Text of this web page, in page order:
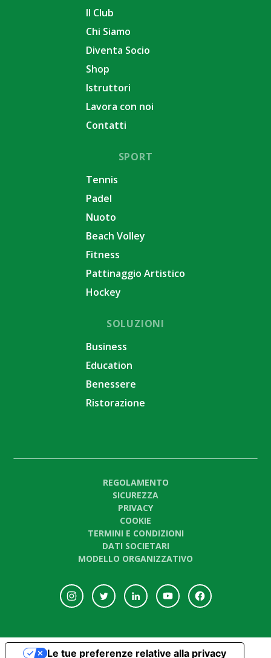
Il Club
Chi Siamo
Diventa Socio
Shop
Istruttori
Lavora con noi
Contatti
SPORT
Tennis
Padel
Nuoto
Beach Volley
Fitness
Pattinaggio Artistico
Hockey
SOLUZIONI
Business
Education
Benessere
Ristorazione
REGOLAMENTO
SICUREZZA
PRIVACY
COOKIE
TERMINI E CONDIZIONI
DATI SOCIETARI
MODELLO ORGANIZZATIVO
Le tue preferenze relative alla privacy